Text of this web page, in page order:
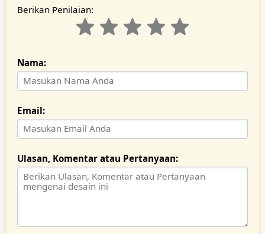
Berikan Penilaian:
Nama:
Email:
Ulasan, Komentar atau Pertanyaan: